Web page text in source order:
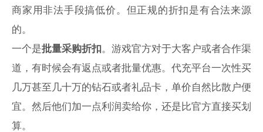
商家用非法手段搞低价。但正规的折扣是有合法来源
的。
一个是批量采购折扣。游戏官方对于大客户或者合作渠
道，有时候会有返点或者批量优惠。代充平台一次性买
几万甚至几十万的钻石或者礼品卡，单价自然比散户便
宜。然后他们加一点利润卖给你，还是比官方直接买划
算。